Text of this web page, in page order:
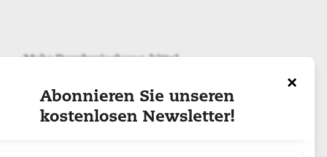
Mehr Durchmischung, bitte!
homogen zusammengesetzt, was soziale Herkunft und
Ausbildungsniveau betraf.
×
Abonnieren Sie unseren
kostenlosen Newsletter!